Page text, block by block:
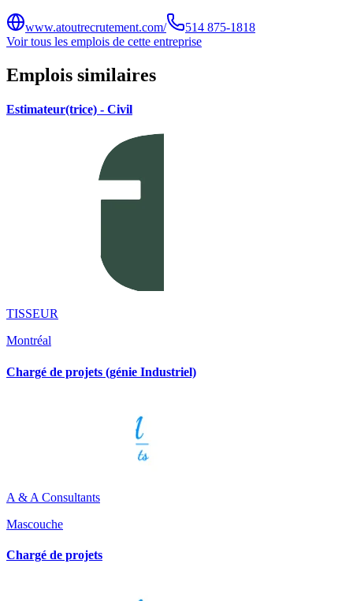
www.atoutrecrutement.com/
514 875-1818
Voir tous les emplois de cette entreprise
Emplois similaires
Estimateur(trice) - Civil
TISSEUR
Montréal
Chargé de projets (génie Industriel)
A & A Consultants
Mascouche
Chargé de projets